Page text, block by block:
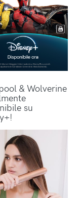
& Wolverine
su